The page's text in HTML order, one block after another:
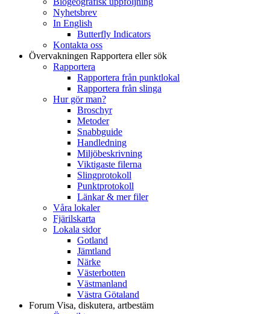
Nyhetsbrev
In English
Butterfly Indicators
Kontakta oss
Övervakningen Rapportera eller sök
Rapportera
Rapportera från punktlokal
Rapportera från slinga
Hur gör man?
Broschyr
Metoder
Snabbguide
Handledning
Miljöbeskrivning
Viktigaste filerna
Slingprotokoll
Punktprotokoll
Länkar & mer filer
Våra lokaler
Fjärilskarta
Lokala sidor
Gotland
Jämtland
Närke
Västerbotten
Västmanland
Västra Götaland
Forum Visa, diskutera, artbestäm